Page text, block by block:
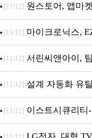
문 추가
[11/12] 원스토어, 앱마
[11/12] 마이크로닉스,
시
[11/12] 서린씨앤아이,
5600MHz 16GB 출시
[11/12] 설계 자동화 유
무상 배포
[11/12] 이스트시큐리
세대 AI 보안 플랫폼